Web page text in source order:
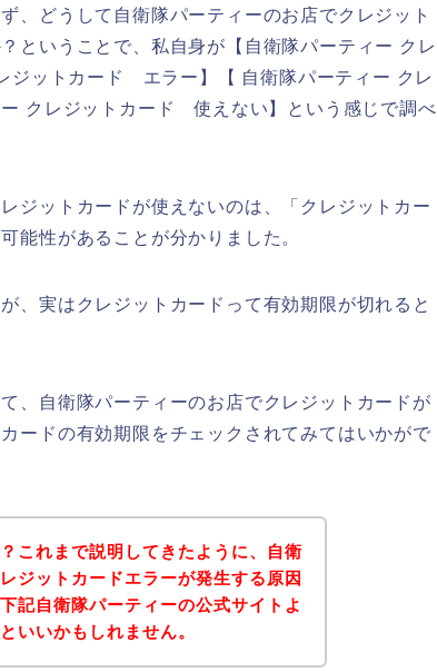
、どうして自衛隊パーティーのお店でクレジット
ということで、私自身が【自衛隊パーティー クレ
ジットカード エラー】【 自衛隊パーティー クレ
クレジットカード 使えない】という感じで調べ
ジットカードが使えないのは、「クレジットカー
能性があることが分かりました。
、実はクレジットカードって有効期限が切れると
、自衛隊パーティーのお店でクレジットカードが
ードの有効期限をチェックされてみてはいかがで
これまで説明してきたように、自衛
ジットカードエラーが発生する原因
記自衛隊パーティーの公式サイトよ
いいかもしれません。